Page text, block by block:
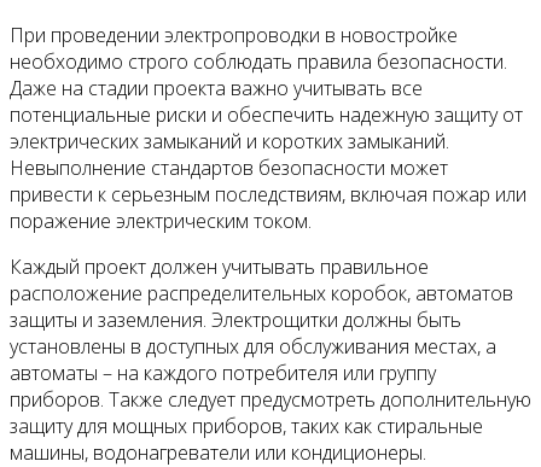
При проведении электропроводки в новостройке
необходимо строго соблюдать правила безопасности.
Даже на стадии проекта важно учитывать все
потенциальные риски и обеспечить надежную защиту от
электрических замыканий и коротких замыканий.
Невыполнение стандартов безопасности может
привести к серьезным последствиям, включая пожар или
поражение электрическим током.
Каждый проект должен учитывать правильное
расположение распределительных коробок, автоматов
защиты и заземления. Электрощитки должны быть
установлены в доступных для обслуживания местах, а
автоматы – на каждого потребителя или группу
приборов. Также следует предусмотреть дополнительную
защиту для мощных приборов, таких как стиральные
машины, водонагреватели или кондиционеры.